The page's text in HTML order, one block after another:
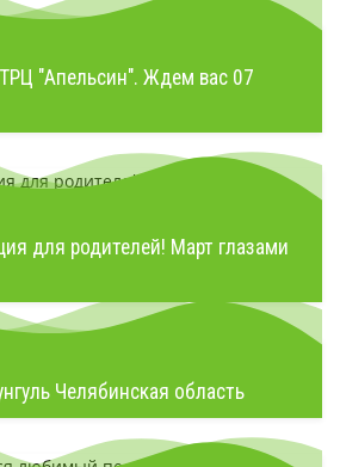
"Апельсин". Ждем вас 07
для родителей! Март глазами
Челябинская область